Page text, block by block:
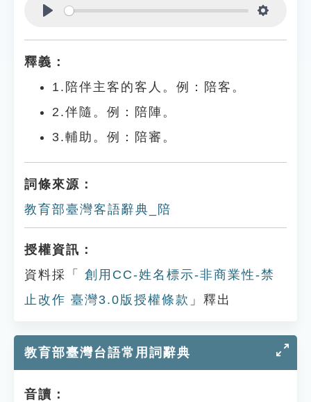
釋義：
1.陪伴主客的客人。例：陪客。
2.伴隨。例：陪陣。
3.輔助。例：陪審。
詞條來源：
教育部臺灣客語辭典_陪
授權資訊：
資料採「
創用CC-姓名標示-非商業性-禁
止改作 臺灣3.0版授權條款 」釋出
教育部臺灣台語常用詞辭典
音讀：